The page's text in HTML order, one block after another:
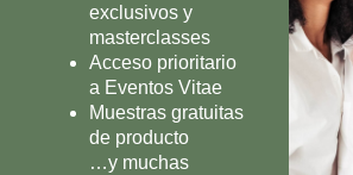
exclusivos y
masterclasses
Acceso prioritario
a Eventos Vitae
Muestras gratuitas
de producto
…y muchas